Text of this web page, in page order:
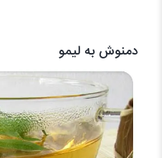
دمنوش به لیمو